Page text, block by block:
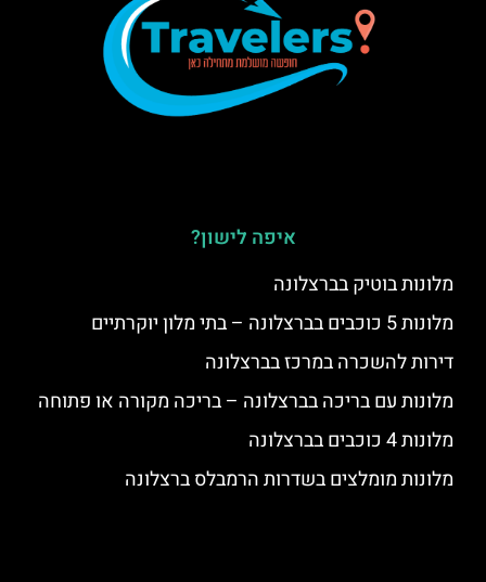
איפה לישון?
מלונות בוטיק בברצלונה
מלונות 5 כוכבים בברצלונה – בתי מלון יוקרתיים
דירות להשכרה במרכז בברצלונה
מלונות עם בריכה בברצלונה – בריכה מקורה או פתוחה
מלונות 4 כוכבים בברצלונה
מלונות מומלצים בשדרות הרמבלס ברצלונה